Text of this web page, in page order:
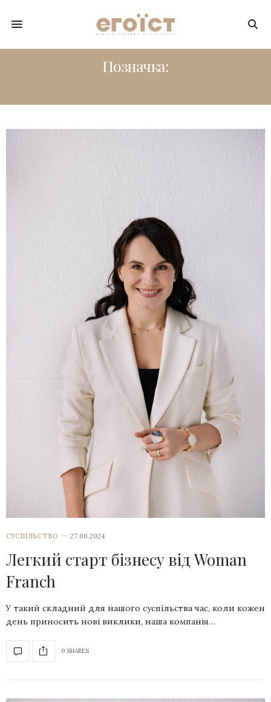
Позначка:
СУСПІЛЬСТВО 27.06.2024
Легкий старт бізнесу від Woman
Franch
У такий складний для нашого суспільства час, коли кожен
день приносить нові виклики, наша компанія…
0 SHARES